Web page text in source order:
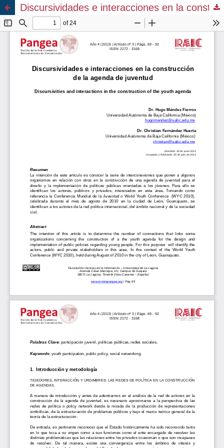
Discursividades e interacciones en la construcción de la agenda de juventud